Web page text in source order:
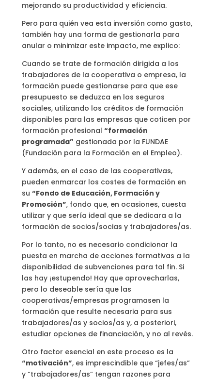
mejorando su productividad y eficiencia.
Pero para quién vea esta inversión como gasto,
también hay una forma de gestionarla para
anular o minimizar este impacto, me explico:
Cuando se trate de formación dirigida a los
trabajadores de la cooperativa o empresa, la
formación puede gestionarse para que ese
presupuesto se deduzca en los seguros
sociales, utilizando los créditos de formación
disponibles para las empresas que coticen por
formación profesional “formación
programada” gestionada por la FUNDAE
(Fundación para la Formación en el Empleo).
Y además, en el caso de las cooperativas,
pueden enmarcar los costes de formación en
su “Fondo de Educación, Formación y
Promoción”, fondo que, en ocasiones, cuesta
utilizar y que sería ideal que se dedicara a la
formación de socios/socias y trabajadores/as.
Por lo tanto, no es necesario condicionar la
puesta en marcha de acciones formativas a la
disponibilidad de subvenciones para tal fin. Si
las hay ¡estupendo! Hay que aprovecharlas,
pero lo deseable sería que las
cooperativas/empresas programasen la
formación que resulte necesaria para sus
trabajadores/as y socios/as y, a posteriori,
estudiar opciones de financiación, y no al revés.
Otro factor esencial en este proceso es la
“motivación”, es imprescindible que “jefes/as”
y “trabajadores/as” tengan razones para